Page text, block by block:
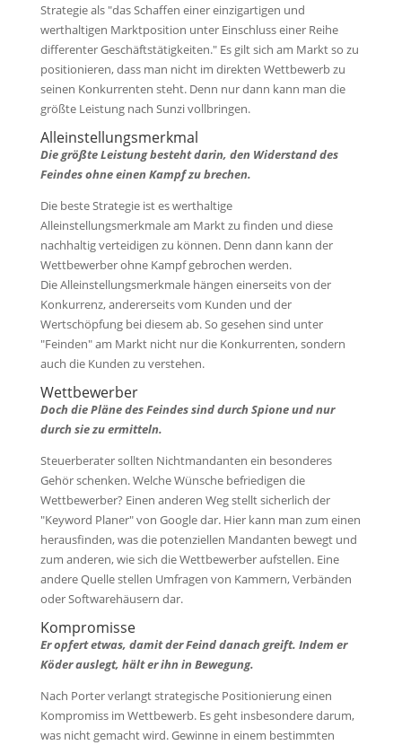
Strategie als "das Schaffen einer einzigartigen und
werthaltigen Marktposition unter Einschluss einer Reihe
differenter Geschäftstätigkeiten." Es gilt sich am Markt so zu
positionieren, dass man nicht im direkten Wettbewerb zu
seinen Konkurrenten steht. Denn nur dann kann man die
größte Leistung nach Sunzi vollbringen.
Alleinstellungsmerkmal
Die größte Leistung besteht darin, den Widerstand des
Feindes ohne einen Kampf zu brechen.
Die beste Strategie ist es werthaltige
Alleinstellungsmerkmale am Markt zu finden und diese
nachhaltig verteidigen zu können. Denn dann kann der
Wettbewerber ohne Kampf gebrochen werden.
Die Alleinstellungsmerkmale hängen einerseits von der
Konkurrenz, andererseits vom Kunden und der
Wertschöpfung bei diesem ab. So gesehen sind unter
"Feinden" am Markt nicht nur die Konkurrenten, sondern
auch die Kunden zu verstehen.
Wettbewerber
Doch die Pläne des Feindes sind durch Spione und nur
durch sie zu ermitteln.
Steuerberater sollten Nichtmandanten ein besonderes
Gehör schenken. Welche Wünsche befriedigen die
Wettbewerber? Einen anderen Weg stellt sicherlich der
"Keyword Planer" von Google dar. Hier kann man zum einen
herausfinden, was die potenziellen Mandanten bewegt und
zum anderen, wie sich die Wettbewerber aufstellen. Eine
andere Quelle stellen Umfragen von Kammern, Verbänden
oder Softwarehäusern dar.
Kompromisse
Er opfert etwas, damit der Feind danach greift. Indem er
Köder auslegt, hält er ihn in Bewegung.
Nach Porter verlangt strategische Positionierung einen
Kompromiss im Wettbewerb. Es geht insbesondere darum,
was nicht gemacht wird. Gewinne in einem bestimmten